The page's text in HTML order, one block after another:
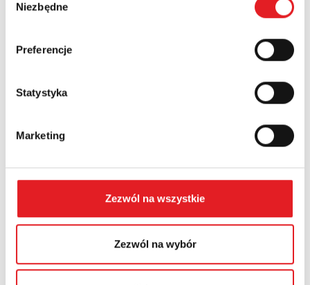
zgody
Niezbędne
Preferencje
Statystyka
Marketing
Zezwól na wszystkie
Zezwól na wybór
Numer telefonu:
Województwo:
Wyrażam zgodę na przetwarzanie moich danych
osobowych przez Relpol S.A. Więcej informacji na